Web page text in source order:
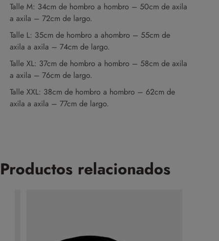
Talle M: 34cm de hombro a hombro – 50cm de axila
a axila – 72cm de largo.
Talle L: 35cm de hombro a ahombro – 55cm de
axila a axila – 74cm de largo.
Talle XL: 37cm de hombro a hombro – 58cm de axila
a axila – 76cm de largo.
Talle XXL: 38cm de hombro a hombro – 62cm de
axila a axila – 77cm de largo.
Productos relacionados